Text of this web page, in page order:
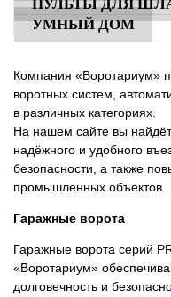
ПУЛЬТЫ ДЛЯ
УМНЫЙ ДОМ
Компания «Воротариум»
воротных систем,
в различных категориях.
На нашем сайте вы
надёжного и удобного
безопасности, а также
промышленных объектов.
Гаражные ворота
Гаражные ворота серий
«Воротариум»
долговечность и